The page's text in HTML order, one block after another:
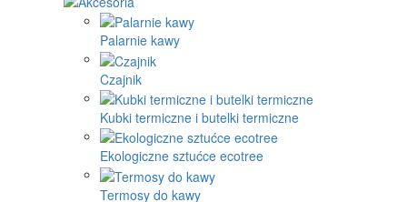
Palarnie kawy
Czajnik
Kubki termiczne i butelki termiczne
Ekologiczne sztućce ecotree
Termosy do kawy